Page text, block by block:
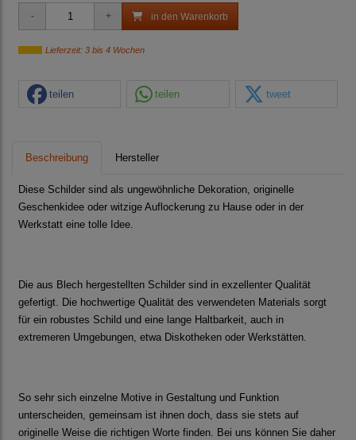
in den Warenkorb
Lieferzeit: 3 bis 4 Wochen
teilen teilen tweet
Beschreibung Hersteller
Diese Schilder sind als ungewöhnliche Dekoration, originelle
Geschenkidee oder witzige Auflockerung zu Hause oder in der
Werkstatt eine tolle Idee.
Die aus Blech hergestellten Schilder sind in exzellenter Qualität
gefertigt. Die hochwertige Qualität des verwendeten Materials sorgt
für ein robustes Schild und eine lange Haltbarkeit, auch in
extremeren Umgebungen, etwa Diskotheken oder Werkstätten.
So sehr sich einzelne Motive in Gestaltung und Funktion
unterscheiden, gemeinsam ist ihnen doch, dass sie stets auf
originelle Weise die richtigen Worte finden. Bei uns können Sie daher